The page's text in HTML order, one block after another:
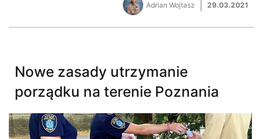
Adrian Wojtasz 29.03.2021
Nowe zasady utrzymanie
porządku na terenie Poznania